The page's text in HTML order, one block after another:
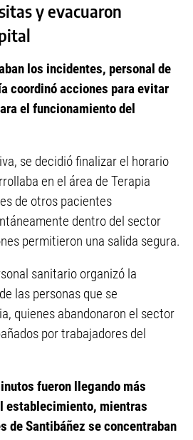
y evacuaron
los incidentes, personal de
coordinó acciones para evitar
el funcionamiento del
se decidió finalizar el horario
en el área de Terapia
de otros pacientes
dentro del sector
permitieron una salida segura.
sanitario organizó la
las personas que se
quienes abandonaron el sector
por trabajadores del
fueron llegando más
mientras
de Santibáñez se concentraban